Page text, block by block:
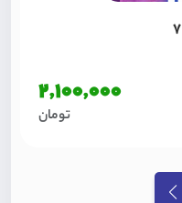
2,100,000
تومان